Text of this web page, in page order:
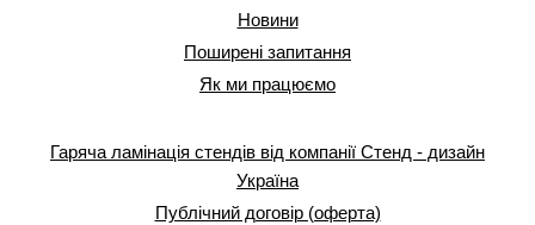
Новини
Поширені запитання
Як ми працюємо
Гаряча ламінація стендів від компанії Стенд - дизайн
Україна
Публічний договір (оферта)